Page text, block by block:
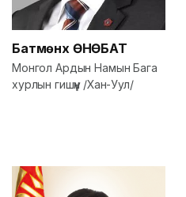
Батмөнх ӨНӨБАТ
Монгол Ардын Намын Бага
хурлын гишүүн /Хан-Уул/